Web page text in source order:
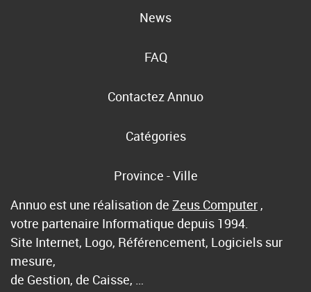
News
FAQ
Contactez Annuo
Catégories
Province - Ville
Annuo est une réalisation de Zeus Computer ,
votre partenaire Informatique depuis 1994.
Site Internet, Logo, Référencement, Logiciels sur
mesure,
de Gestion, de Caisse, …